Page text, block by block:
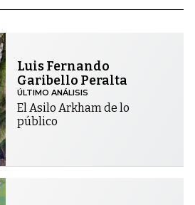
Luis Fernando
Garibello Peralta
ÚLTIMO ANÁLISIS
El Asilo Arkham de lo
público